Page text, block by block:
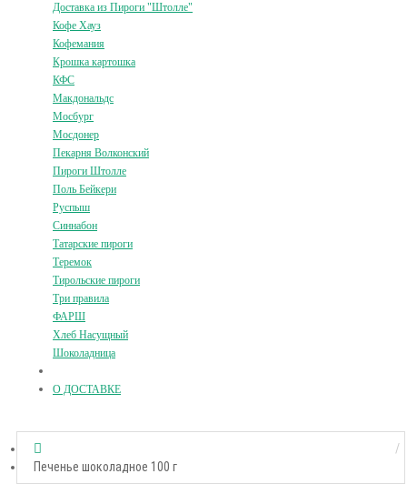
Доставка из Пироги "Штолле"
Кофе Хауз
Кофемания
Крошка картошка
КФС
Макдональдс
Мосбург
Мосдонер
Пекарня Волконский
Пироги Штолле
Поль Бейкери
Руспыш
Синнабон
Татарские пироги
Теремок
Тирольские пироги
Три правила
ФАРШ
Хлеб Насущный
Шоколадница
О ДОСТАВКЕ
Печенье шоколадное 100 г